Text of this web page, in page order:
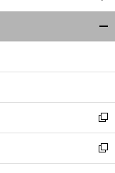
ウ
ィ
ン
ウ
開
く
新
し
い
ウ
新
し